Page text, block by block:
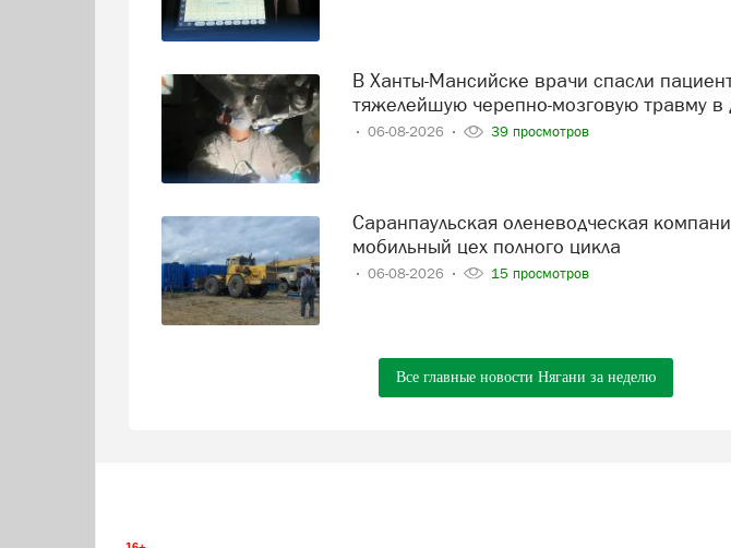
В Ханты-Мансийске врачи спасли пациента, получившего
тяжелейшую черепно-мозговую травму
06-08-2026 39 просмотров
Саранпаульская оленеводческая компания строит
мобильный цех полного цикла
06-08-2026 15 просмотров
Все главные новости Нягани за неделю